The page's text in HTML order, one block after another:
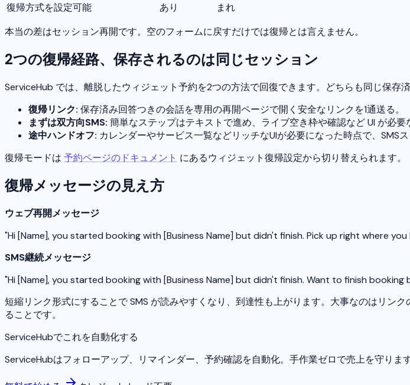
復帰方式を設定可能
あり
まれ
本当の差はセッション再開です。空のフォームに戻すだけでは復帰とは言えません。
2つの復帰経路、保存されるのは同じセッション
ServiceHub では、離脱したウィジェット予約を2つの方法で回復できます。どちらも同じ保存
復帰リンク: 保存済み回答つきの会話を専用の再開ページで開く安全なリンクを1通送る。
まずは双方向SMS: 簡単なステップはテキストで進め、ライブ空き枠や確認など UI が必要
途中ハンドオフ: カレンダーやサービス一覧などリッチなUIが必要になった時点で、SMS
復帰モードは 予約ページのドキュメント にあるウィジェット復帰設定から切り替えられます。
復帰メッセージの見え方
ウェブ再開メッセージ
"Hi [Name], you started booking with [Business Name] but didn't finish. Pick up right where
SMS継続メッセージ
"Hi [Name], you started booking with [Business Name] but didn't finish. Want to finish booking
短縮リンク形式にすることで SMS が読みやすくなり、到達性も上がります。大事なのはリン
ることです。
ServiceHubでこれを自動化する
ServiceHubはフォローアップ、リマインダー、予約確認を自動化。手作業ゼロで売上を守ります